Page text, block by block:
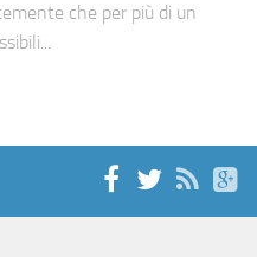
che per più di un